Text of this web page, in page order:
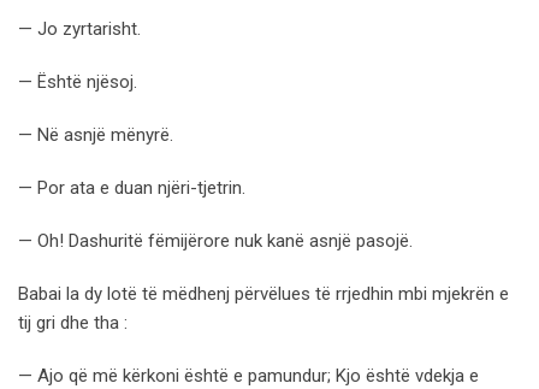
— Jo zyrtarisht.
— Është njësoj.
— Në asnjë mënyrë.
— Por ata e duan njëri-tjetrin.
— Oh! Dashuritë fëmijërore nuk kanë asnjë pasojë.
Babai la dy lotë të mëdhenj përvëlues të rrjedhin mbi mjekrën e
tij gri dhe tha :
— Ajo që më kërkoni është e pamundur; Kjo është vdekja e